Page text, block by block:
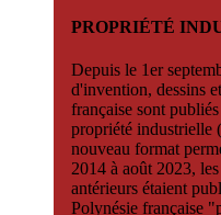
PROPRIÉTÉ
Depuis le 1er
d'invention, dessins
française sont
propriété industrielle
nouveau format
2014 à août 2023,
antérieurs étaient
Polynésie française